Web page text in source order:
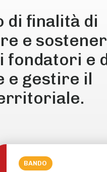
di finalità di
e
e
e gestire il
BANDO